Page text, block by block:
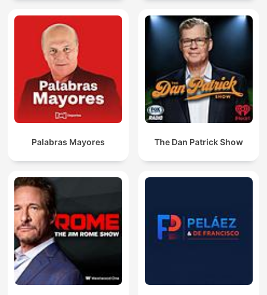
Palabras Mayores The Dan Patrick Show